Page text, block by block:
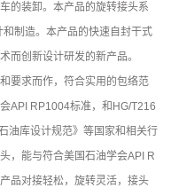
的装卸。本产品的旋转接头系
制造。本产品的快速自封干式
而创新设计研发的新产品。
要求而作，符合实用的包络范
API RP1004标准，和HG/T216
油库设计规范》等国家和相关行
，能与符合美国石油学会API R
品对接轻松，旋转灵活，接头